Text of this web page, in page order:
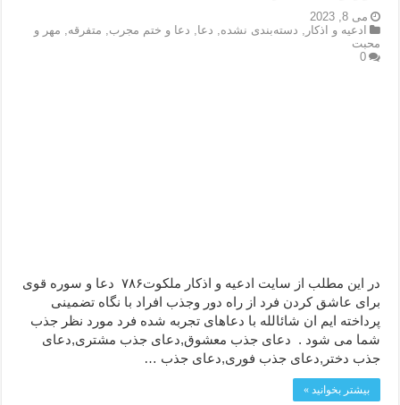
دعای روزی و رفع فقر – دعای مجرب برای گشایش مالی و برکت در کار
دعای قوی برای حاجات دنیا و آخرت – حاجت روایی و رفع مشکلات
می 8, 2023
ادعيه و اذكار
دسته‌بندی نشده دعا دعا و ختم مجرب متفرقه
مهر و
محبت
0
در این مطلب از سایت ادعیه و اذکار ملکوت۷۸۶ دعا و سوره قوی
برای عاشق کردن فرد از راه دور وجذب افراد با نگاه تضمینی
پرداخته ایم ان شائالله با دعاهای تجربه شده فرد مورد نظر جذب
شما می شود . دعای جذب معشوق,دعای جذب مشتری,دعای
جذب دختر,دعای جذب فوری,دعای جذب …
بیشتر بخوانید »